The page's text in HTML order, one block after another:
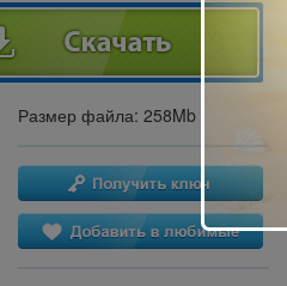
Размер файла: 258Mb